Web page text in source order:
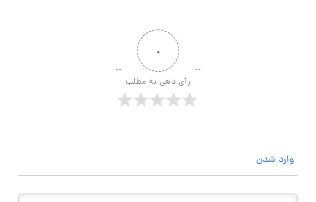
۰
رأی دهی به مطلب
وارد شدن